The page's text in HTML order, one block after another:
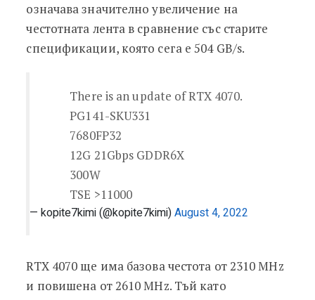
означава значително увеличение на
честотната лента в сравнение със старите
спецификации, която сега е 504 GB/s.
There is an update of RTX 4070.
PG141-SKU331
7680FP32
12G 21Gbps GDDR6X
300W
TSE >11000
— kopite7kimi (@kopite7kimi)August 4, 2022
RTX 4070 ще има базова честота от 2310 MHz
и повишена от 2610 MHz. Тъй като